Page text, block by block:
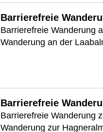
Barrierefreie
Barrierefreie Wanderung
Wanderung an der
Barrierefreie
Barrierefreie Wanderung
Wanderung zur